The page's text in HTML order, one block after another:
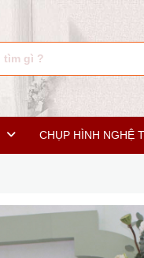
CHỤP HÌNH NGHỆ